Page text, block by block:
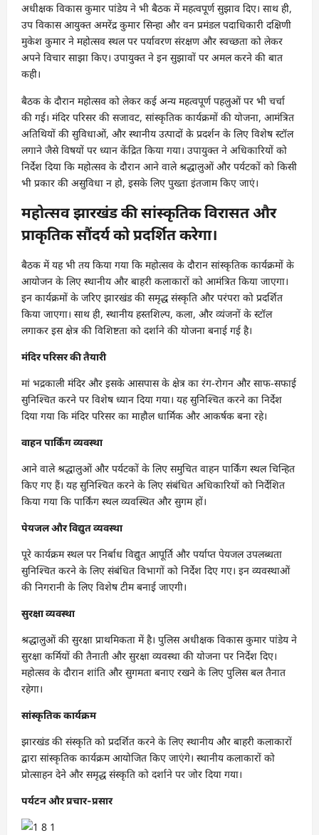
अधीक्षक विकास कुमार पांडेय ने भी बैठक में महत्वपूर्ण सुझाव दिए। साथ ही,
उप विकास आयुक्त अमरेंद्र कुमार सिन्हा और वन प्रमंडल पदाधिकारी दक्षिणी
मुकेश कुमार ने महोत्सव स्थल पर पर्यावरण संरक्षण और स्वच्छता को लेकर
अपने विचार साझा किए। उपायुक्त ने इन सुझावों पर अमल करने की बात
कही।
बैठक के दौरान महोत्सव को लेकर कई अन्य महत्वपूर्ण पहलुओं पर भी चर्चा
की गई। मंदिर परिसर की सजावट, सांस्कृतिक कार्यक्रमों की योजना, आमंत्रित
अतिथियों की सुविधाओं, और स्थानीय उत्पादों के प्रदर्शन के लिए विशेष स्टॉल
लगाने जैसे विषयों पर ध्यान केंद्रित किया गया। उपायुक्त ने अधिकारियों को
निर्देश दिया कि महोत्सव के दौरान आने वाले श्रद्धालुओं और पर्यटकों को किसी
भी प्रकार की असुविधा न हो, इसके लिए पुख्ता इंतजाम किए जाएं।
महोत्सव झारखंड की सांस्कृतिक विरासत और
प्राकृतिक सौंदर्य को प्रदर्शित करेगा।
बैठक में यह भी तय किया गया कि महोत्सव के दौरान सांस्कृतिक कार्यक्रमों के
आयोजन के लिए स्थानीय और बाहरी कलाकारों को आमंत्रित किया जाएगा।
इन कार्यक्रमों के जरिए झारखंड की समृद्ध संस्कृति और परंपरा को प्रदर्शित
किया जाएगा। साथ ही, स्थानीय हस्तशिल्प, कला, और व्यंजनों के स्टॉल
लगाकर इस क्षेत्र की विशिष्टता को दर्शाने की योजना बनाई गई है।
मंदिर परिसर की तैयारी
मां भद्रकाली मंदिर और इसके आसपास के क्षेत्र का रंग-रोगन और साफ-सफाई
सुनिश्चित करने पर विशेष ध्यान दिया गया। यह सुनिश्चित करने का निर्देश
दिया गया कि मंदिर परिसर का माहौल धार्मिक और आकर्षक बना रहे।
वाहन पार्किंग व्यवस्था
आने वाले श्रद्धालुओं और पर्यटकों के लिए समुचित वाहन पार्किंग स्थल चिन्हित
किए गए हैं। यह सुनिश्चित करने के लिए संबंधित अधिकारियों को निर्देशित
किया गया कि पार्किंग स्थल व्यवस्थित और सुगम हों।
पेयजल और विद्युत व्यवस्था
पूरे कार्यक्रम स्थल पर निर्बाध विद्युत आपूर्ति और पर्याप्त पेयजल उपलब्धता
सुनिश्चित करने के लिए संबंधित विभागों को निर्देश दिए गए। इन व्यवस्थाओं
की निगरानी के लिए विशेष टीम बनाई जाएगी।
सुरक्षा व्यवस्था
श्रद्धालुओं की सुरक्षा प्राथमिकता में है। पुलिस अधीक्षक विकास कुमार पांडेय ने
सुरक्षा कर्मियों की तैनाती और सुरक्षा व्यवस्था की योजना पर निर्देश दिए।
महोत्सव के दौरान शांति और सुगमता बनाए रखने के लिए पुलिस बल तैनात
रहेगा।
सांस्कृतिक कार्यक्रम
झारखंड की संस्कृति को प्रदर्शित करने के लिए स्थानीय और बाहरी कलाकारों
द्वारा सांस्कृतिक कार्यक्रम आयोजित किए जाएंगे। स्थानीय कलाकारों को
प्रोत्साहन देने और समृद्ध संस्कृति को दर्शाने पर जोर दिया गया।
पर्यटन और प्रचार-प्रसार